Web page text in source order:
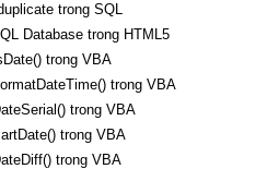
trong SQL
Database trong HTML5
trong VBA
trong VBA
trong VBA
trong VBA
trong VBA